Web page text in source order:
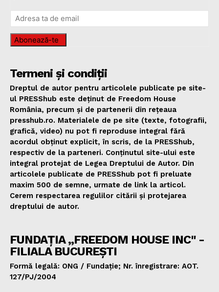
Abonează-te
Termeni și condiții
Dreptul de autor pentru articolele publicate pe site-
ul PRESShub este deținut de Freedom House
România, precum și de partenerii din rețeaua
presshub.ro. Materialele de pe site (texte, fotografii,
grafică, video) nu pot fi reproduse integral fără
acordul obținut explicit, în scris, de la PRESShub,
respectiv de la parteneri. Conținutul site-ului este
integral protejat de Legea Dreptului de Autor. Din
articolele publicate de PRESShub pot fi preluate
maxim 500 de semne, urmate de link la articol.
Cerem respectarea regulilor citării și protejarea
dreptului de autor.
FUNDAȚIA „FREEDOM HOUSE INC" -
FILIALA BUCUREȘTI
Formă legală: ONG / Fundație; Nr. înregistrare: AOT.
127/PJ/2004